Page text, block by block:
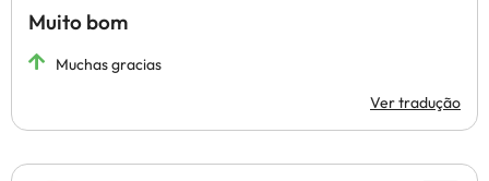
Muito bom
Muchas gracias
Ver tradução